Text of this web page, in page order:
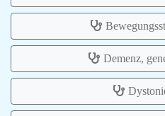
Demenz,